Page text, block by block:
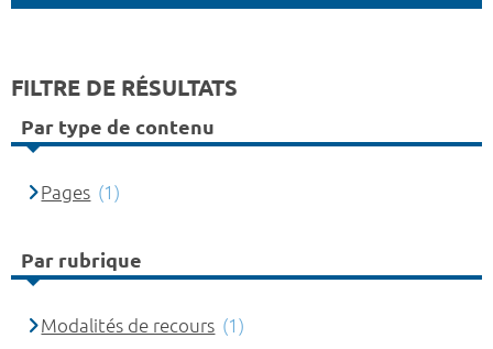
FILTRE DE RÉSULTATS
Par type de contenu
Pages (1)
Par rubrique
Modalités de recours (1)